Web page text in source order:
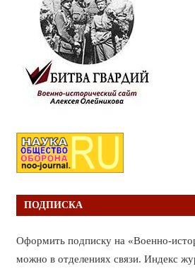
ПОДПИСКА
Оформить подписку на «Военно-
можно в отделениях связи. Индекс